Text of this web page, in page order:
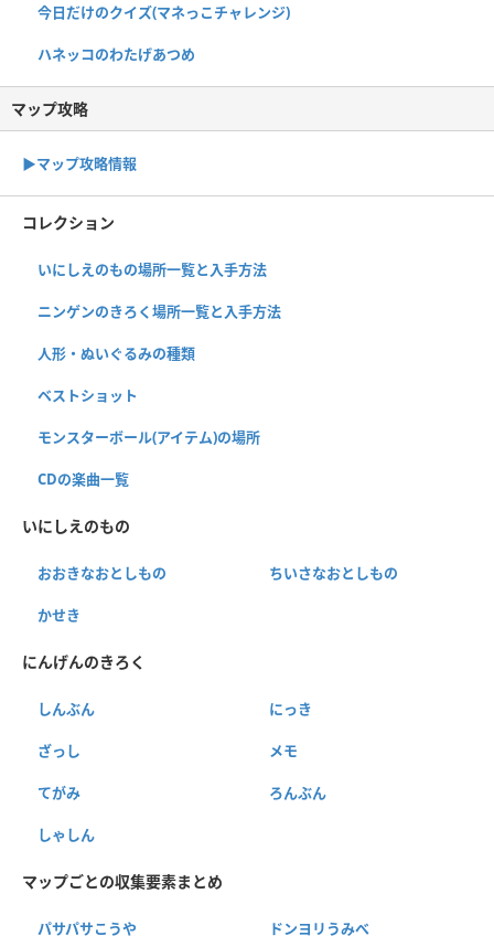
今日だけのクイズ(マネっこチャレンジ)
ハネッコのわたげあつめ
マップ攻略
▶︎マップ攻略情報
コレクション
いにしえのもの場所一覧と入手方法
ニンゲンのきろく場所一覧と入手方法
人形・ぬいぐるみの種類
ベストショット
モンスターボール(アイテム)の場所
CDの楽曲一覧
いにしえのもの
おおきなおとしもの ちいさなおとしもの
かせき
にんげんのきろく
しんぶん にっき
ざっし メモ
てがみ ろんぶん
しゃしん
マップごとの収集要素まとめ
パサパサこうや ドンヨリうみべ